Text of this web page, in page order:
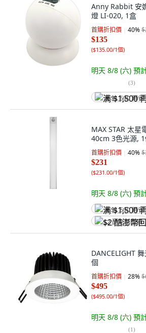
Anny Rabbit 安
燈 LI-020, 1盒
首購折扣價 40%
$135
($135.00/1個)
明天 8/8 (六) 預
(3)
满 $1,500 再省
MAX STAR 太星
40cm 3色光源, 1
首購折扣價 40%
$231
($231.00/1個)
明天 8/8 (六) 預
满 $1,500 再省
$2 酷澎幣回饋
DANCELIGHT
個
首購折扣價 28%
$495
($495.00/1個)
明天 8/8 (六) 預
(1)